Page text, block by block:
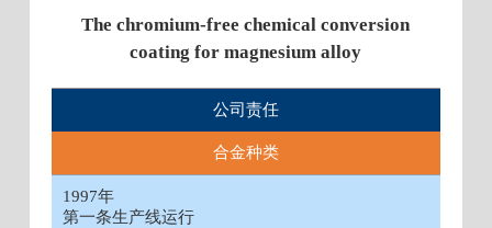
The chromium-free chemical conversion
coating for magnesium alloy
公司责任
合金种类
1997年
第一条生产线运行